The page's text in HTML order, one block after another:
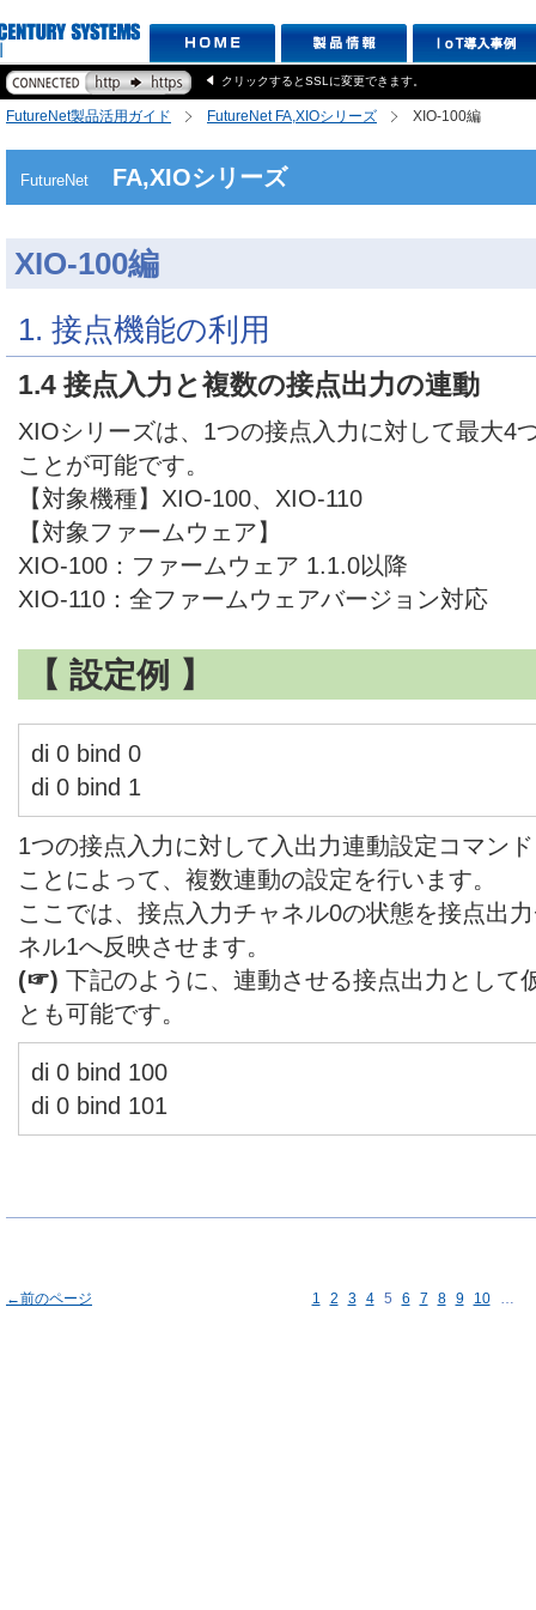
クリックするとSSLに変更できます。
FutureNet製品活用ガイド FutureNet FA,XIOシリーズ XIO-100編
FutureNet FA,XIOシリーズ
XIO-100編
1. 接点機能の利用
1.4 接点入力と複数の接点出力の連動
XIOシリーズは、1つの接点入力に対して最大4
ことが可能です。
【対象機種】XIO-100、XIO-110
【対象ファームウェア】
XIO-100：ファームウェア 1.1.0以降
XIO-110：全ファームウェアバージョン対応
【 設定例 】
di 0 bind 0
di 0 bind 1
1つの接点入力に対して入出力連動設定コマン
ことによって、複数連動の設定を行います。
ここでは、接点入力チャネル0の状態を接点出
ネル1へ反映させます。
(☞) 下記のように、連動させる接点出力として
とも可能です。
di 0 bind 100
di 0 bind 101
←前のページ 1 2 3 4 5 6 7 8 9 10 …